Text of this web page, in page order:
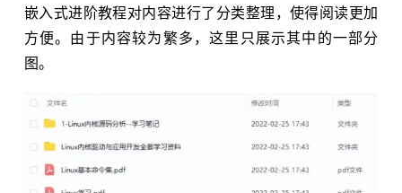
嵌入式进阶教程对内容进行了分类整理，使得阅读更加
方便。由于内容较为繁多，这里只展示其中的一部分
图。